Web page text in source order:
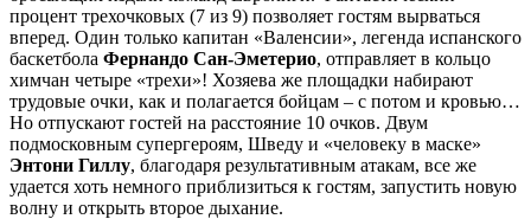
процент трехочковых (7 из 9) позволяет гостям вырваться
вперед. Один только капитан «Валенсии», легенда испанского
баскетбола Фернандо Сан-Эметерио, отправляет в кольцо
химчан четыре «трехи»! Хозяева же площадки набирают
трудовые очки, как и полагается бойцам – с потом и кровью…
Но отпускают гостей на расстояние 10 очков. Двум
подмосковным супергероям, Шведу и «человеку в маске»
Энтони Гиллу, благодаря результативным атакам, все же
удается хоть немного приблизиться к гостям, запустить новую
волну и открыть второе дыхание.